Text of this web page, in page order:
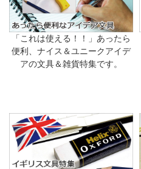
「これは使える！！」あったら
便利、ナイス＆ユニークアイデ
アの文具＆雑貨特集です。